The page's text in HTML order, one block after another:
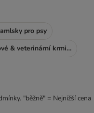
pro psy
Doplňkové & veterinární krmivo
"běžně" = Nejnižší cena